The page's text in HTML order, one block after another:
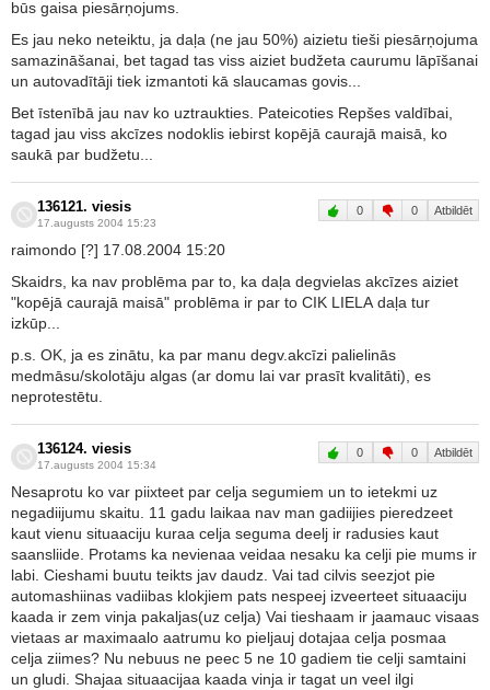
būs gaisa piesārņojums.
Es jau neko neteiktu, ja daļa (ne jau 50%) aizietu tieši piesārņojuma
samazināšanai, bet tagad tas viss aiziet budžeta caurumu lāpīšanai
un autovadītāji tiek izmantoti kā slaucamas govis...
Bet īstenībā jau nav ko uztraukties. Pateicoties Repšes valdībai,
tagad jau viss akcīzes nodoklis iebirst kopējā caurajā maisā, ko
saukā par budžetu...
136121. viesis
17.augusts 2004 15:23
0 0 Atbildēt
raimondo [?] 17.08.2004 15:20
Skaidrs, ka nav problēma par to, ka daļa degvielas akcīzes aiziet
"kopējā caurajā maisā" problēma ir par to CIK LIELA daļa tur
izkūp...
p.s. OK, ja es zinātu, ka par manu degv.akcīzi palielinās
medmāsu/skolotāju algas (ar domu lai var prasīt kvalitāti), es
neprotestētu.
136124. viesis
17.augusts 2004 15:34
0 0 Atbildēt
Nesaprotu ko var piixteet par celja segumiem un to ietekmi uz
negadiijumu skaitu. 11 gadu laikaa nav man gadiijies pieredzeet
kaut vienu situaaciju kuraa celja seguma deelj ir radusies kaut
saansliide. Protams ka nevienaa veidaa nesaku ka celji pie mums ir
labi. Cieshami buutu teikts jav daudz. Vai tad cilvis seezjot pie
automashiinas vadiibas klokjiem pats nespeej izveerteet situaaciju
kaada ir zem vinja pakaljas(uz celja) Vai tieshaam ir jaamauc visaas
vietaas ar maximaalo aatrumu ko pieljauj dotajaa celja posmaa
celja ziimes? Nu nebuus ne peec 5 ne 10 gadiem tie celji samtaini
un gludi. Shajaa situaacijaa kaada vinja ir tagat un veel ilgi